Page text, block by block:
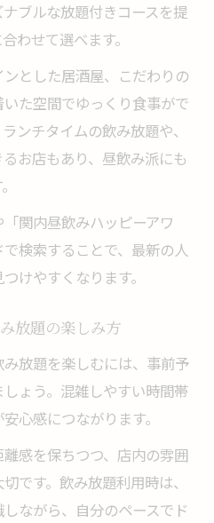
ブルな放題付きコースを提
わせて選べます。
とした居酒屋、こだわりの
た空間でゆっくり食事がで
ンチタイムの飲み放題や、
お店もあり、昼飲み派にも
「関内昼飲みハッピーアワ
検索することで、最新の人
けやすくなります。
放題の楽しみ方
放題を楽しむには、事前予
ょう。混雑しやすい時間帯
心感につながります。
感を保ちつつ、店内の雰囲
です。飲み放題利用時は、
ながら、自分のペースでド